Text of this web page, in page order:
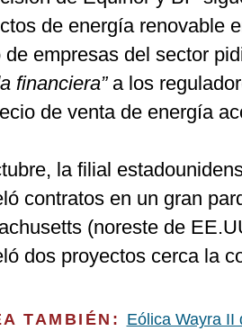
de energía renovable
de empresas del sector
financiera”a los
de venta de energía
la filial
contratos en un gran
(noreste de
dos proyectos cerca la
TAMBIÉN: Eólica Wayra II